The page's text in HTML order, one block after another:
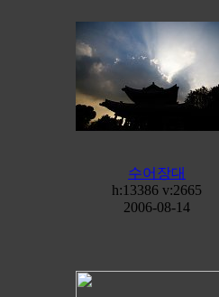
수어장대
h:13386 v:2665
2006-08-14